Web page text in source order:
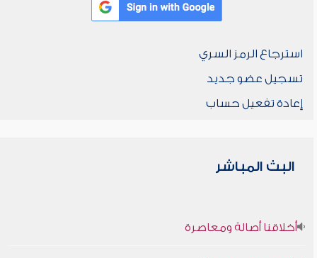
استرجاع الرمز السري
تسجيل عضو جديد
إعادة تفعيل حساب
البث المباشر
أخلاقنا أصالة ومعاصرة